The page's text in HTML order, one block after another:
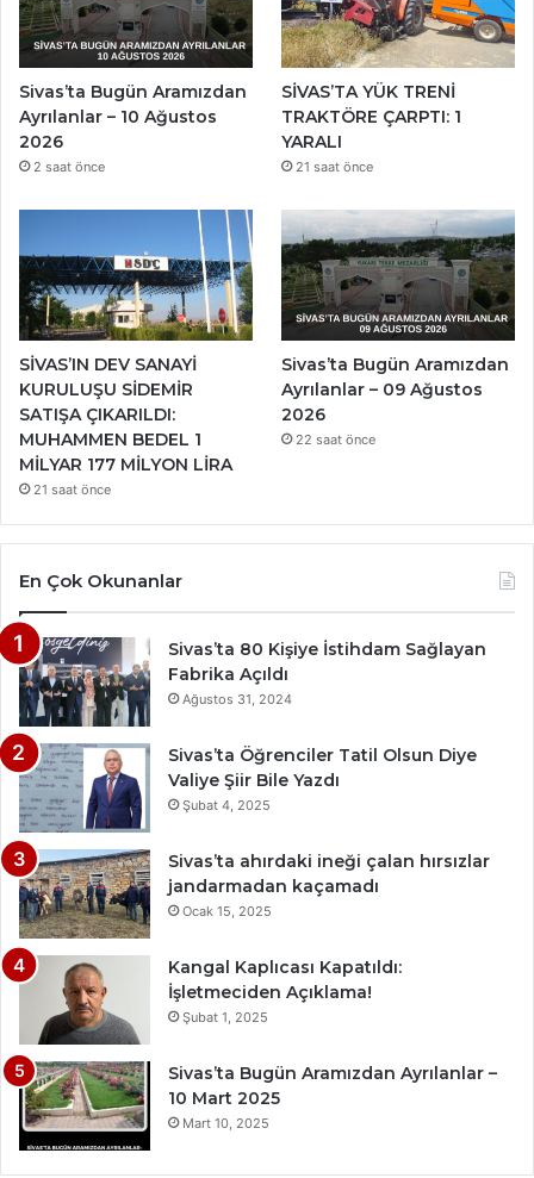
Sivas’ta Bugün Aramızdan
Ayrılanlar – 10 Ağustos
2026
2 saat önce
SİVAS’TA YÜK TRENİ
TRAKTÖRE ÇARPTI: 1
YARALI
21 saat önce
SİVAS’IN DEV SANAYİ
KURULUŞU SİDEMİR
SATIŞA ÇIKARILDI:
MUHAMMEN BEDEL 1
MİLYAR 177 MİLYON LİRA
21 saat önce
Sivas’ta Bugün Aramızdan
Ayrılanlar – 09 Ağustos
2026
22 saat önce
En Çok Okunanlar
Sivas’ta 80 Kişiye İstihdam Sağlayan
Fabrika Açıldı
Ağustos 31, 2024
Sivas’ta Öğrenciler Tatil Olsun Diye
Valiye Şiir Bile Yazdı
Şubat 4, 2025
Sivas’ta ahırdaki ineği çalan hırsızlar
jandarmadan kaçamadı
Ocak 15, 2025
Kangal Kaplıcası Kapatıldı:
İşletmeciden Açıklama!
Şubat 1, 2025
Sivas’ta Bugün Aramızdan Ayrılanlar –
10 Mart 2025
Mart 10, 2025